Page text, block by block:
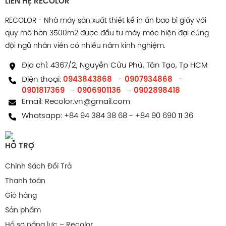
In ấn thương hiệu: Với diện tích bề mặt lớn, có thể in
logo, hướng dẫn và thông tin sử dụng, mã QR lên trực
tiếp hộp mềm thường.
Hộp giấy mềm thường và
tính ứng dụng
Nhờ sự linh hoạt và tối ưu chi phí, hộp mềm thường đã
trở thành xương sống của ngành bao bì giấy với hàng
loạt ứng dụng thực tế.
phòng phẩm, phụ kiện nhỏ
Hộp giấy đựng quà đơn giản: những món quà mini,
quà handmade, đồ lưu niệm
Hộp giấy đựng thực phẩm đóng gói: bánh kẹo, trà, bột
dinh dưỡng, ăn vặt.
RECOLOR - Nhà máy sản xuất thiết kế in ấn bao bì giấy với
quy mô hơn 3500m2 được đầu tư máy móc hiện đại cùng
đội ngũ nhân viên có nhiều năm kinh nghiệm.
Địa chỉ: 4367/2, Nguyễn Cửu Phú, Tân Tạo, Tp HCM
Điện thoại: 0943843868 - 0907934868
-
0901817369
- 0906901136 - 0902898418
Email: Recolor.vn@gmail.com
Whatsapp: +84 94 384 38 68- +84 90 690 11 36
HỖ TRỢ
Chính Sách Đổi Trả
Thanh toán
Giỏ hàng
Sản phẩm